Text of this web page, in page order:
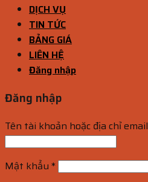
DỊCH VỤ
TIN TỨC
BẢNG GIÁ
LIÊN HỆ
Đăng nhập
Đăng nhập
Tên tài khoản hoặc địa chỉ email
Mật khẩu *